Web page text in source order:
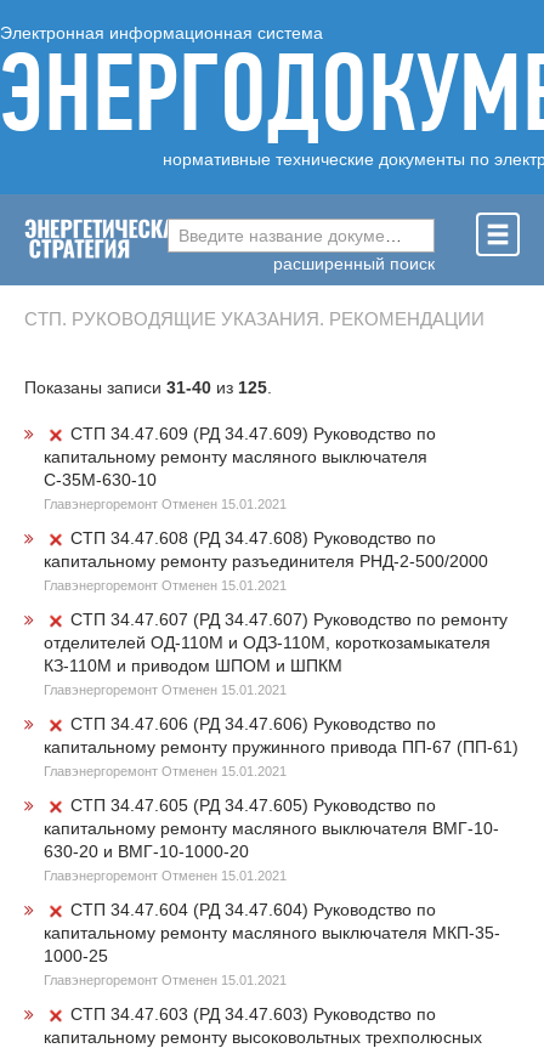
Электронная информационная система
нормативные технические документы по
Введите название документа ...
расширенный поиск
СТП. РУКОВОДЯЩИЕ УКАЗАНИЯ. РЕКОМЕНДАЦИИ
Показаны записи 31-40 из 125.
СТП 34.47.609 (РД 34.47.609) Руководство по
капитальному ремонту масляного выключателя
С-35М-630-10
Главэнергоремонт Отменен 15.01.2021
СТП 34.47.608 (РД 34.47.608) Руководство по
капитальному ремонту разъединителя РНД-2-500/2000
Главэнергоремонт Отменен 15.01.2021
СТП 34.47.607 (РД 34.47.607) Руководство по ремонту
отделителей ОД-110М и ОДЗ-110М, короткозамыкателя
КЗ-110М и приводом ШПОМ и ШПКМ
Главэнергоремонт Отменен 15.01.2021
СТП 34.47.606 (РД 34.47.606) Руководство по
капитальному ремонту пружинного привода ПП-67 (ПП-61)
Главэнергоремонт Отменен 15.01.2021
СТП 34.47.605 (РД 34.47.605) Руководство по
капитальному ремонту масляного выключателя ВМГ-10-
630-20 и ВМГ-10-1000-20
Главэнергоремонт Отменен 15.01.2021
СТП 34.47.604 (РД 34.47.604) Руководство по
капитальному ремонту масляного выключателя МКП-35-
1000-25
Главэнергоремонт Отменен 15.01.2021
СТП 34.47.603 (РД 34.47.603) Руководство по
капитальному ремонту высоковольтных трехполюсных